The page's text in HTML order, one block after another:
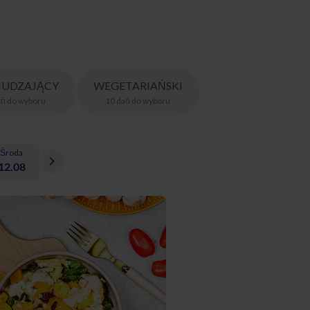
do wyboru
WEGETARIAŃSKI
10 dań do wyboru
Środa
12.08